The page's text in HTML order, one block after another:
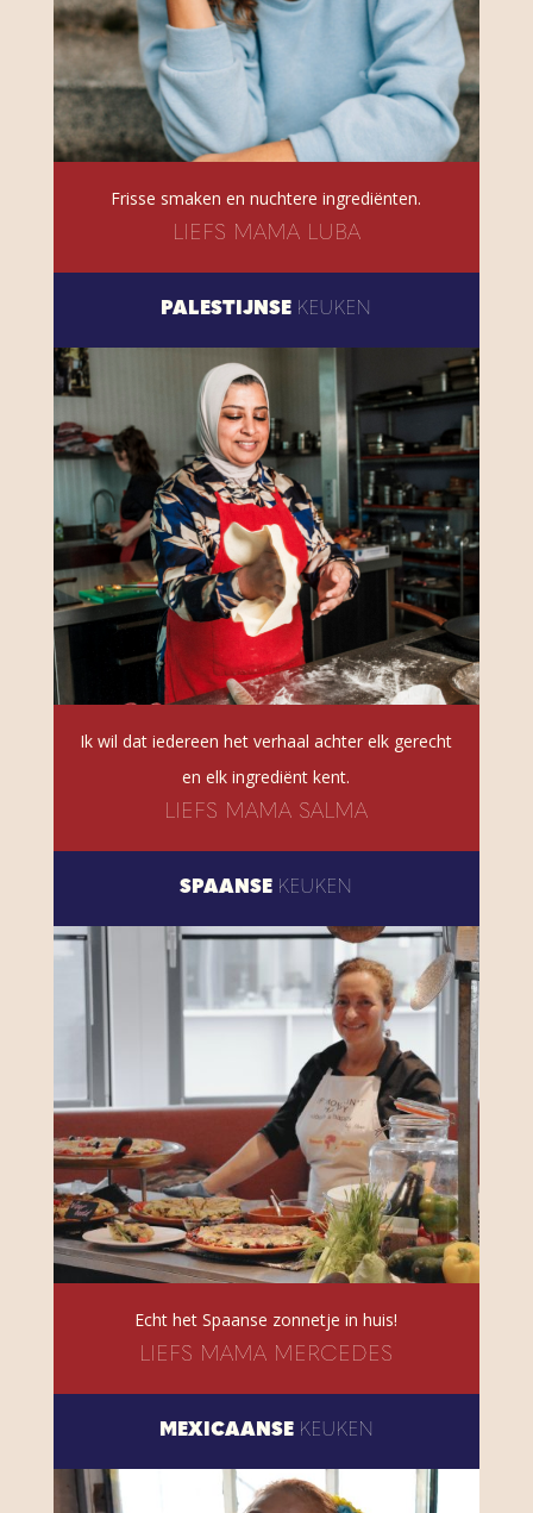
Frisse smaken en nuchtere ingrediënten.
LIEFS MAMA LUBA
PALESTIJNSE KEUKEN
Ik wil dat iedereen het verhaal achter elk gerecht
en elk ingrediënt kent.
LIEFS MAMA SALMA
SPAANSE KEUKEN
Echt het Spaanse zonnetje in huis!
LIEFS MAMA MERCEDES
MEXICAANSE KEUKEN